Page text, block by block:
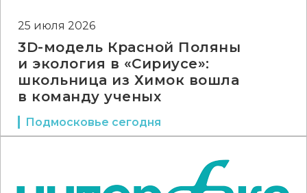
25 июля 2026
3D-модель Красной Поляны
и экология в «Сириусе»:
школьница из Химок вошла
в команду ученых
Подмосковье сегодня